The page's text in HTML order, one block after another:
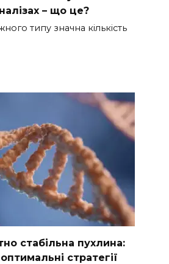
– що це?
типу значна кількість
стабільна пухлина:
стратегії